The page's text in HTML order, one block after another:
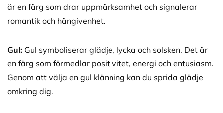
är en färg som drar uppmärksamhet och signalerar
romantik och hängivenhet.
Gul: Gul symboliserar glädje, lycka och solsken. Det är
en färg som förmedlar positivitet, energi och entusiasm.
Genom att välja en gul klänning kan du sprida glädje
omkring dig.